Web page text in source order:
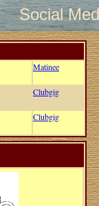
Social
Matinee
Clubgig
Clubgig